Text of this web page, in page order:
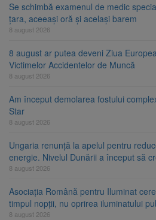
Se schimbă examenul de medic
țara, aceeași oră și același barem
8 august 2026
8 august ar putea deveni Ziua
Victimelor Accidentelor de Muncă
8 august 2026
Am început demolarea fostului
Star
8 august 2026
Ungaria renunță la apelul pentru
energie. Nivelul Dunării a început să
8 august 2026
Asociația Română pentru Iluminat
timpul nopții, nu oprirea iluminatului
8 august 2026